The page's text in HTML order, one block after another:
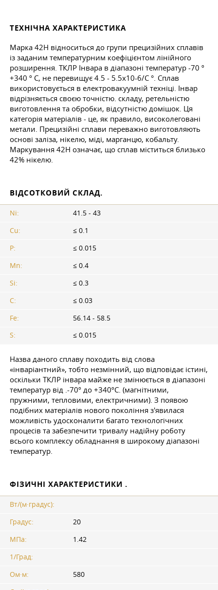
ТЕХНІЧНА ХАРАКТЕРИСТИКА
Марка 42Н відноситься до групи прецизійних сплавів
із заданим температурним коефіцієнтом лінійного
розширення. ТКЛР Інвара в діапазоні температур -70 º
+340 º C, не перевищує 4.5 - 5.5x10-6/C °. Сплав
використовується в електровакуумній техніці. Інвар
відрізняється своєю точністю. складу, ретельністю
виготовлення та обробки, відсутністю домішок. Ця
категорія матеріалів - це, як правило, високолеговані
метали. Прецизійні сплави переважно виготовляють
основі заліза, нікелю, міді, марганцю, кобальту.
Маркування 42Н означає, що сплав міститься близько
42% нікелю.
ВІДСОТКОВИЙ СКЛАД.
Ni:
41.5 - 43
Cu:
≤ 0.1
P:
≤ 0.015
Mn:
≤ 0.4
Si:
≤ 0.3
C:
≤ 0.03
Fe:
56.14 - 58.5
S:
≤ 0.015
Назва даного сплаву походить від слова
«інваріантний», тобто незмінний, що відповідає істині,
оскільки ТКЛР інвара майже не змінюється в діапазоні
температур від .-70º до +340ºC. (магнітними,
пружними, тепловими, електричними). З появою
подібних матеріалів нового покоління з'явилася
можливість удосконалити багато технологічних
процесів та забезпечити тривалу надійну роботу
всього комплексу обладнання в широкому діапазоні
температур.
ФІЗИЧНІ ХАРАКТЕРИСТИКИ .
Вт/(м·градус):
Градус:
20
МПа:
1.42
1/Град:
Ом·м:
580